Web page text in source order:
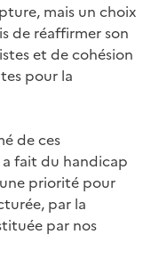
mais un choix
de réaffirmer son
et de cohésion
pour la
de ces
fait du handicap
priorité pour
par la
par nos